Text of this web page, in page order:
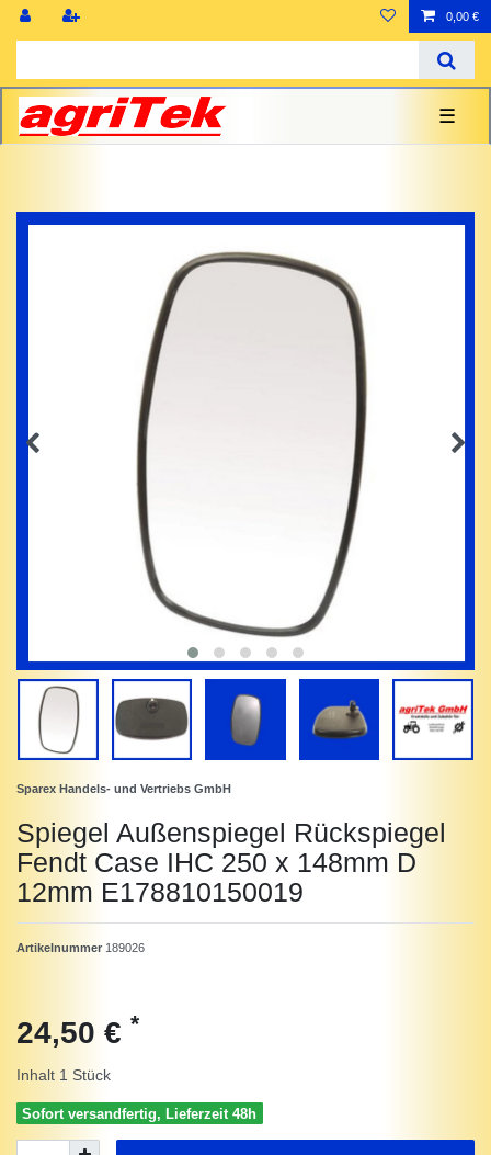
0,00 €
☰
Sparex Handels- und Vertriebs GmbH
Spiegel Außenspiegel Rückspiegel
Fendt Case IHC 250 x 148mm D
12mm E178810150019
Artikelnummer 189026
24,50 € *
Inhalt 1 Stück
Sofort versandfertig, Lieferzeit 48h